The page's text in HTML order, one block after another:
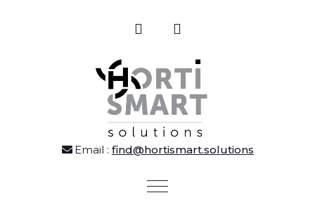
Email : find@hortismart.solutions
Toggle